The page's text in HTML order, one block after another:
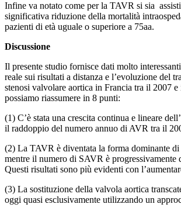
Infine va notato come per la TAVR si sia
significativa riduzione della mortalità
pazienti di età uguale o superiore a 75aa.
Discussione
Il presente studio fornisce dati molto
reale sui risultati a distanza e l’evoluzione del
stenosi valvolare aortica in Francia tra il 2007
possiamo riassumere in 8 punti:
(1) C’è stata una crescita continua e lineare
il raddoppio del numero annuo di AVR tra il
(2) La TAVR è diventata la forma dominante
mentre il numero di SAVR è progressivamente
Questi risultati sono più evidenti con
(3) La sostituzione della valvola aortica
oggi quasi esclusivamente utilizzando un